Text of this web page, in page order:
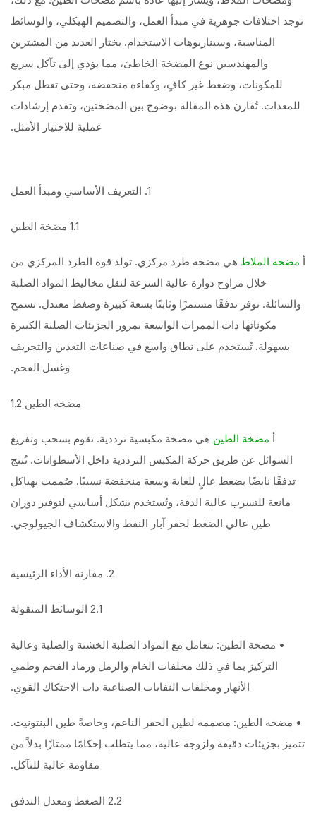
توجد اختلافات جوهرية في مبدأ العمل، والتصميم الهيكلي، والوسائط
المناسبة، وسيناريوهات الاستخدام. يختار العديد من المشترين
والمهندسين نوع المضخة الخاطئ، مما يؤدي إلى تآكل سريع
للمكونات، وضغط غير كافٍ، وكفاءة منخفضة، وحتى تعطل مبكر
للمعدات. تُقارن هذه المقالة بوضوح بين المضختين، وتقدم إرشادات
عملية للاختيار الأمثل.
1. التعريف الأساسي ومبدأ العمل
1.1 مضخة الطين
أ مضخة الملاط هي مضخة طرد مركزي. تولد قوة الطرد المركزي من
خلال مراوح دوارة عالية السرعة لنقل مخاليط المواد الصلبة
والسائلة. توفر تدفقًا مستمرًا وثابتًا بسعة كبيرة وضغط معتدل. تسمح
مكوناتها ذات الممرات الواسعة بمرور الجزيئات الصلبة الكبيرة
بسهولة. تُستخدم على نطاق واسع في صناعات التعدين والتجريف
وغسل الفحم.
مضخة الطين 1.2
أ مضخة الطين هي مضخة مكبسية ترددية. تقوم بسحب وتفريغ
السوائل عن طريق حركة المكبس الترددية داخل الأسطوانات. تُنتج
تدفقًا نابضًا بضغط عالٍ للغاية وسعة منخفضة نسبيًا. صُممت بهياكل
مانعة للتسرب عالية الدقة، وتُستخدم بشكل أساسي لتوفير دوران
طين عالي الضغط لحفر آبار النفط والاستكشاف الجيولوجي.
2. مقارنة الأداء الرئيسية
2.1 الوسائط المنقولة
• مضخة الطين: تتعامل مع المواد الصلبة الخشنة والصلبة وعالية
التركيز بما في ذلك مخلفات الخام والرمل ورماد الفحم وطمي
الأنهار ومخلفات النفايات الصناعية ذات الاحتكاك القوي.
• مضخة الطين: مصممة لطين الحفر الناعم، وخاصةً طين البنتونيت.
تتميز بجزيئات دقيقة ولزوجة عالية، مما يتطلب إحكامًا ممتازًا بدلاً من
مقاومة عالية للتآكل.
2.2 الضغط ومعدل التدفق